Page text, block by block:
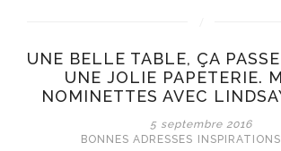
avec
Le
petit
△CONCOURS△
UNE BELLE TABLE, ÇA
UNE JOLIE PAPETERIE.
NOMINETTES AVEC
5 septembre 2016
BONNES ADRESSES
INSPIRATIONS